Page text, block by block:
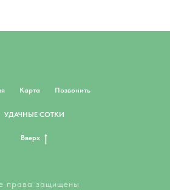
Карта Позвонить
УДАЧНЫЕ СОТКИ
Вверх
права защищены